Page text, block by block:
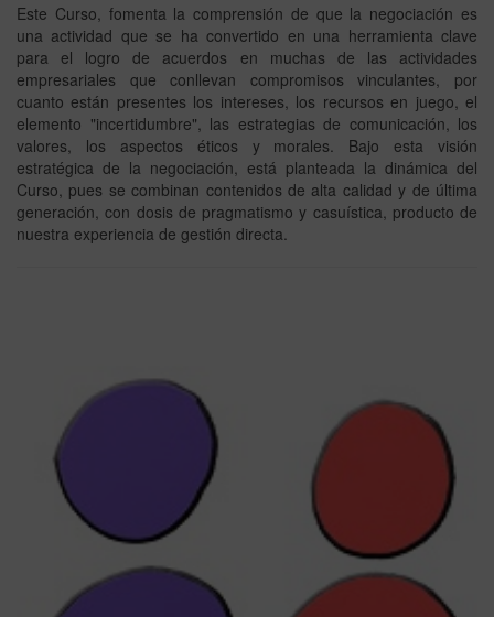
Este Curso, fomenta la comprensión de que la negociación es
una actividad que se ha convertido en una herramienta clave
para el logro de acuerdos en muchas de las actividades
empresariales que conllevan compromisos vinculantes, por
cuanto están presentes los intereses, los recursos en juego, el
elemento "incertidumbre", las estrategias de comunicación, los
valores, los aspectos éticos y morales. Bajo esta visión
estratégica de la negociación, está planteada la dinámica del
Curso, pues se combinan contenidos de alta calidad y de última
generación, con dosis de pragmatismo y casuística, producto de
nuestra experiencia de gestión directa.